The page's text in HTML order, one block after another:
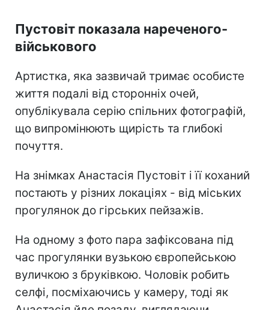
Пустовіт показала нареченого-
військового
Артистка, яка зазвичай тримає особисте
життя подалі від сторонніх очей,
опублікувала серію спільних фотографій,
що випромінюють щирість та глибокі
почуття.
На знімках Анастасія Пустовіт і її коханий
постають у різних локаціях - від міських
прогулянок до гірських пейзажів.
На одному з фото пара зафіксована під
час прогулянки вузькою європейською
вуличкою з бруківкою. Чоловік робить
селфі, посміхаючись у камеру, тоді як